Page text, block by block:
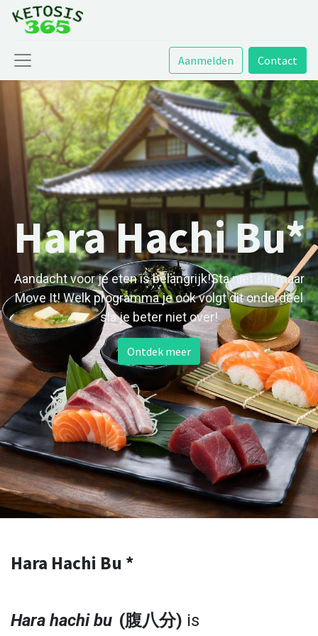
Aanmelden Contact
Hara Hachi Bu*
Aandacht voor je eten is belangrijk!Sta niet stil maar
Move It! Welk programma je ook volgt dit onderdeel
sla je beter niet over!
Ontdek meer
Hara Hachi Bu *
Hara hachi bu (腹八分) is